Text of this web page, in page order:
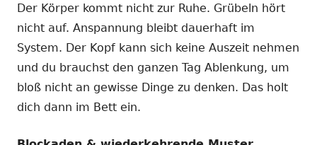
Der Körper kommt nicht zur Ruhe. Grübeln hört
nicht auf. Anspannung bleibt dauerhaft im
System. Der Kopf kann sich keine Auszeit nehmen
und du brauchst den ganzen Tag Ablenkung, um
bloß nicht an gewisse Dinge zu denken. Das holt
dich dann im Bett ein.